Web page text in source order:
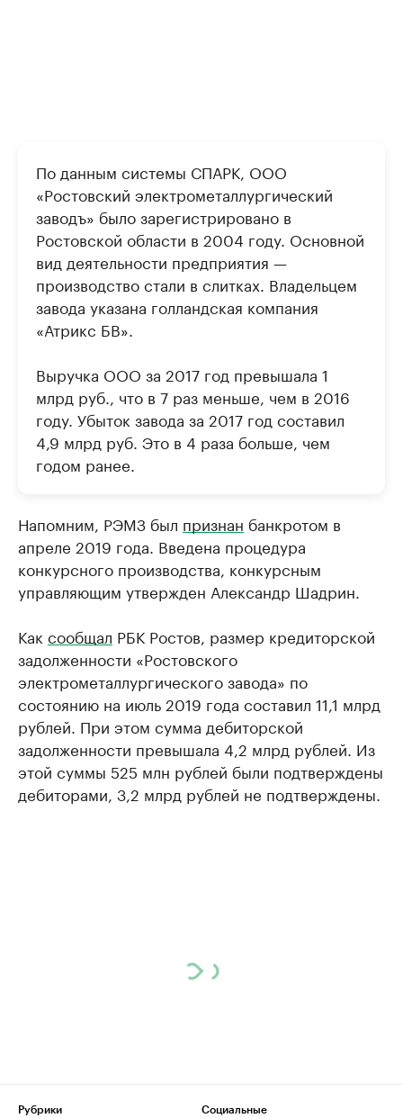
По данным системы СПАРК, ООО
«Ростовский электрометаллургический
заводъ» было зарегистрировано в
Ростовской области в 2004 году. Основной
вид деятельности предприятия —
производство стали в слитках. Владельцем
завода указана голландская компания
«Атрикс БВ».
Выручка ООО за 2017 год превышала 1
млрд руб., что в 7 раз меньше, чем в 2016
году. Убыток завода за 2017 год составил
4,9 млрд руб. Это в 4 раза больше, чем
годом ранее.
Напомним, РЭМЗ был признан банкротом в
апреле 2019 года. Введена процедура
конкурсного производства, конкурсным
управляющим утвержден Александр Шадрин.
Как сообщал РБК Ростов, размер кредиторской
задолженности «Ростовского
электрометаллургического завода» по
состоянию на июль 2019 года составил 11,1 млрд
рублей. При этом сумма дебиторской
задолженности превышала 4,2 млрд рублей. Из
этой суммы 525 млн рублей были подтверждены
дебиторами, 3,2 млрд рублей не подтверждены.
Рубрики
Социальные